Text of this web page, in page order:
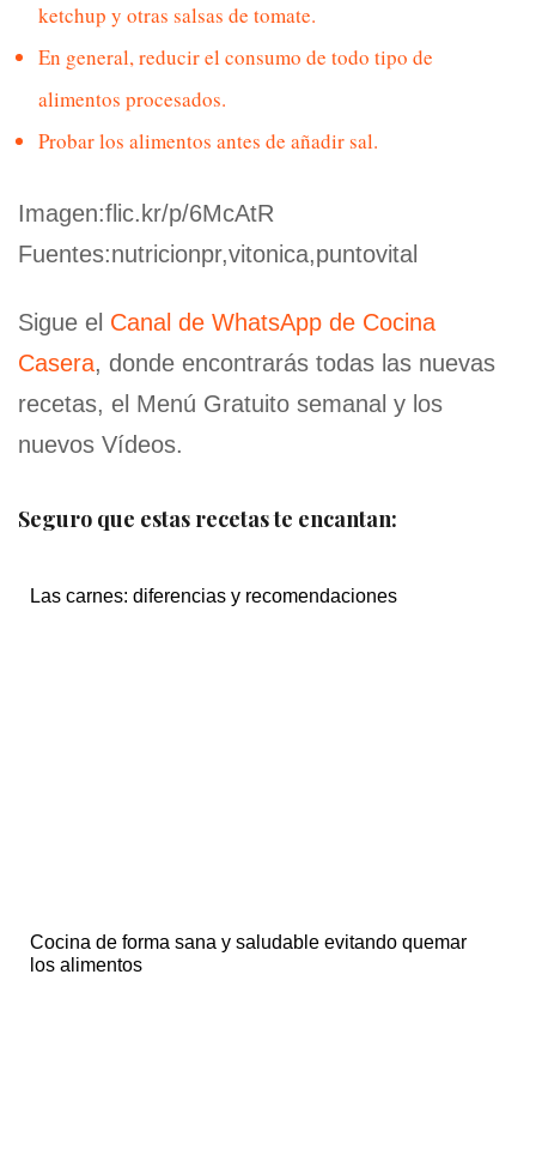
ketchup y otras salsas de tomate.
En general, reducir el consumo de todo tipo de
alimentos procesados.
Probar los alimentos antes de añadir sal.
Imagen:flic.kr/p/6McAtR
Fuentes:nutricionpr,vitonica,puntovital
Sigue el Canal de WhatsApp de Cocina
Casera, donde encontrarás todas las nuevas
recetas, el Menú Gratuito semanal y los
nuevos Vídeos.
Seguro que estas recetas te encantan:
Las carnes: diferencias y recomendaciones
Cocina de forma sana y saludable evitando quemar
los alimentos